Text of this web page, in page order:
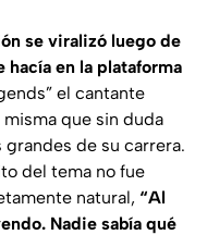
se viralizó luego de
en la plataforma
el cantante
que sin duda
de su carrera.
del tema no fue
natural, “Al
Nadie sabía qué